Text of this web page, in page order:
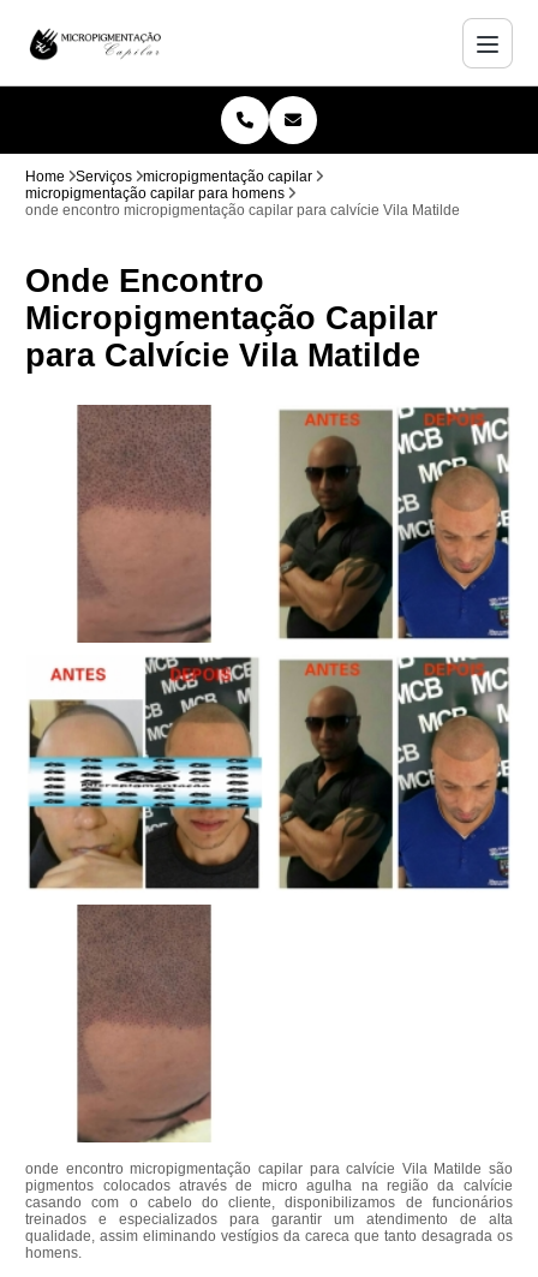
Home Serviços
micropigmentação capilar
micropigmentação capilar para homens
onde encontro micropigmentação capilar para calvície Vila Matilde
Onde Encontro
Micropigmentação Capilar
para Calvície Vila Matilde
onde encontro micropigmentação capilar para calvície Vila Matilde são
pigmentos colocados através de micro agulha na região da calvície
casando com o cabelo do cliente, disponibilizamos de funcionários
treinados e especializados para garantir um atendimento de alta
qualidade, assim eliminando vestígios da careca que tanto desagrada os
homens.